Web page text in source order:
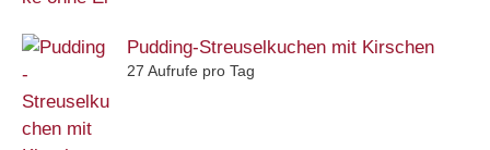
Pudding-Streuselkuchen mit Kirschen
27 Aufrufe pro Tag